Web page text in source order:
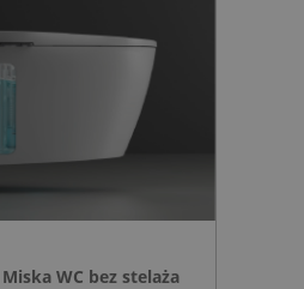
WC. Zamiast
i podatnej na
o ciśnienie
szklany
gestem.
Miska WC bez stelaża